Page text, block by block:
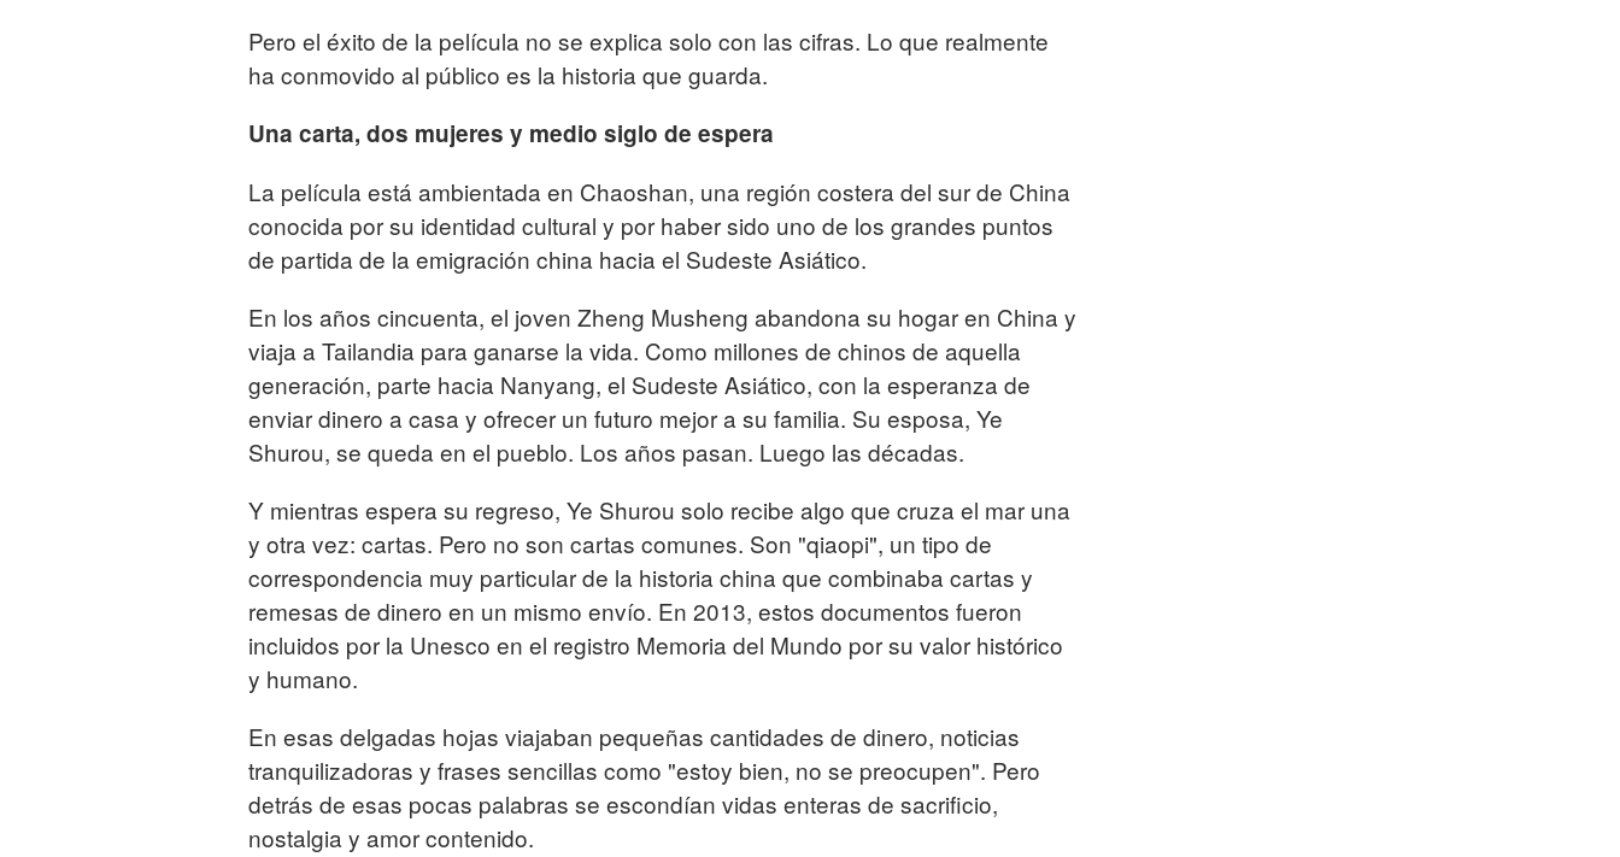
Pero el éxito de la película no se explica solo con las cifras. Lo que realmente
ha conmovido al público es la historia que guarda.
Una carta, dos mujeres y medio siglo de espera
La película está ambientada en Chaoshan, una región costera del sur de China
conocida por su identidad cultural y por haber sido uno de los grandes puntos
de partida de la emigración china hacia el Sudeste Asiático.
En los años cincuenta, el joven Zheng Musheng abandona su hogar en China y
viaja a Tailandia para ganarse la vida. Como millones de chinos de aquella
generación, parte hacia Nanyang, el Sudeste Asiático, con la esperanza de
enviar dinero a casa y ofrecer un futuro mejor a su familia. Su esposa, Ye
Shurou, se queda en el pueblo. Los años pasan. Luego las décadas.
Y mientras espera su regreso, Ye Shurou solo recibe algo que cruza el mar una
y otra vez: cartas. Pero no son cartas comunes. Son "qiaopi", un tipo de
correspondencia muy particular de la historia china que combinaba cartas y
remesas de dinero en un mismo envío. En 2013, estos documentos fueron
incluidos por la Unesco en el registro Memoria del Mundo por su valor histórico
y humano.
En esas delgadas hojas viajaban pequeñas cantidades de dinero, noticias
tranquilizadoras y frases sencillas como "estoy bien, no se preocupen". Pero
detrás de esas pocas palabras se escondían vidas enteras de sacrificio,
nostalgia y amor contenido.